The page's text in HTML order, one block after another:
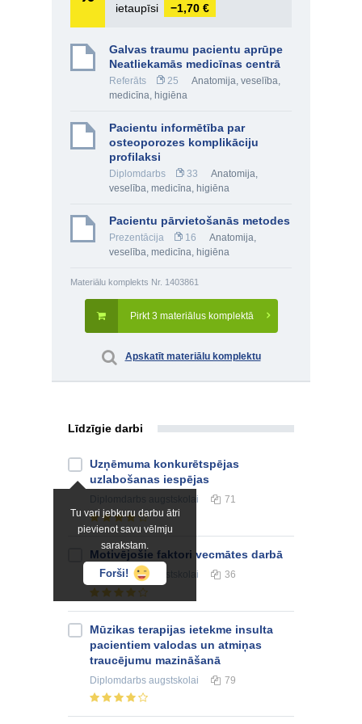
ietaupīsi −1,70 €
Galvas traumu pacientu aprūpe
Neatliekamās medicīnas centrā
Referāts 25
Anatomija, veselība,
medicīna, higiēna
Pacientu informētība par
osteoporozes komplikāciju
profilaksi
Diplomdarbs 33
Anatomija,
veselība, medicīna, higiēna
Pacientu pārvietošanās metodes
Prezentācija 16
Anatomija,
veselība, medicīna, higiēna
Materiālu komplekts Nr. 1403861
Pirkt 3 materiālus komplektā
Apskatīt materiālu komplektu
Līdzīgie darbi
Tu vari jebkuru darbu ātri
pievienot savu vēlmju
sarakstam.
Forši!
Uzņēmuma konkurētspējas
uzlabošanas iespējas
augstskolai 71
Motivējošie faktori vecmātes darbā
Diplomdarbsaugstskolai 36
Mūzikas terapijas ietekme insulta
pacientiem valodas un atmiņas
traucējumu mazināšanā
Diplomdarbs augstskolai 79